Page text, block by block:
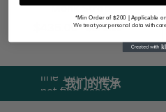
Monk Strap
售
格
$435.00$435.00
正
常
格
$575.00$575.00
(sections/usps
line 10): Could
not find asset
snippets/图标
我们的传承
*Min Order of $200 | Applicable
We treat your personal data with